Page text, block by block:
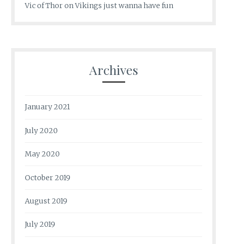
Vic of ThoronVikings just wanna have fun
Archives
January 2021
July 2020
May 2020
October 2019
August 2019
July 2019